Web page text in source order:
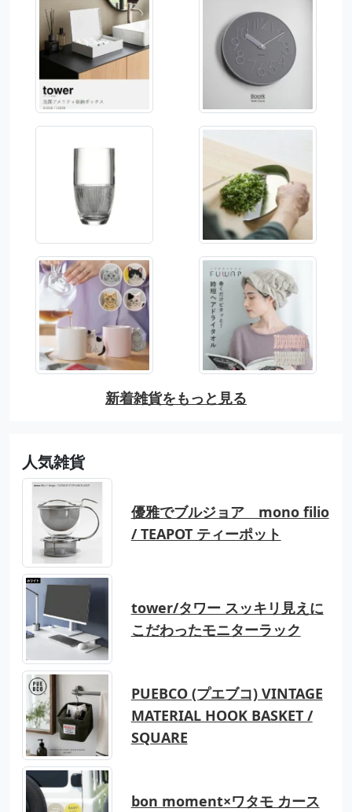
新着雑貨をもっと見る
人気雑貨
優雅でブルジョア mono filio
/ TEAPOT ティーポット
tower/タワー スッキリ見えに
こだわったモニターラック
PUEBCO (プエブコ) VINTAGE
MATERIAL HOOK BASKET /
SQUARE
bon moment×ワタモ カース